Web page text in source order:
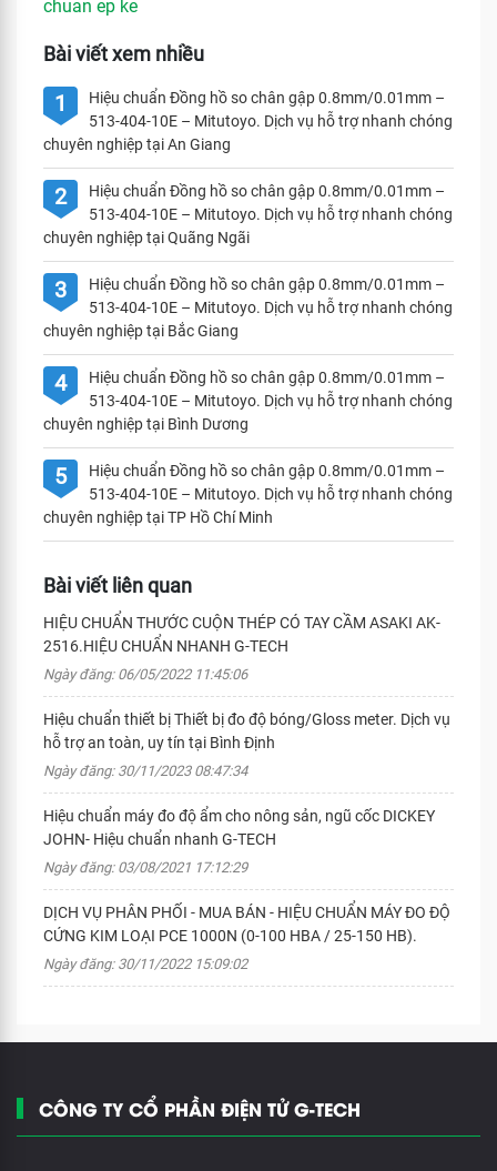
chuan ep ke
Bài viết xem nhiều
1
Hiệu chuẩn Đồng hồ so chân gập 0.8mm/0.01mm –
513-404-10E – Mitutoyo. Dịch vụ hỗ trợ nhanh chóng
chuyên nghiệp tại An Giang
2
Hiệu chuẩn Đồng hồ so chân gập 0.8mm/0.01mm –
513-404-10E – Mitutoyo. Dịch vụ hỗ trợ nhanh chóng
chuyên nghiệp tại Quãng Ngãi
3
Hiệu chuẩn Đồng hồ so chân gập 0.8mm/0.01mm –
513-404-10E – Mitutoyo. Dịch vụ hỗ trợ nhanh chóng
chuyên nghiệp tại Bắc Giang
4
Hiệu chuẩn Đồng hồ so chân gập 0.8mm/0.01mm –
513-404-10E – Mitutoyo. Dịch vụ hỗ trợ nhanh chóng
chuyên nghiệp tại Bình Dương
5
Hiệu chuẩn Đồng hồ so chân gập 0.8mm/0.01mm –
513-404-10E – Mitutoyo. Dịch vụ hỗ trợ nhanh chóng
chuyên nghiệp tại TP Hồ Chí Minh
Bài viết liên quan
HIỆU CHUẨN THƯỚC CUỘN THÉP CÓ TAY CẦM ASAKI AK-
2516.HIỆU CHUẨN NHANH G-TECH
Ngày đăng: 06/05/2022 11:45:06
Hiệu chuẩn thiết bị Thiết bị đo độ bóng/Gloss meter. Dịch vụ
hỗ trợ an toàn, uy tín tại Bình Định
Ngày đăng: 30/11/2023 08:47:34
Hiệu chuẩn máy đo độ ẩm cho nông sản, ngũ cốc DICKEY
JOHN- Hiệu chuẩn nhanh G-TECH
Ngày đăng: 03/08/2021 17:12:29
DỊCH VỤ PHÂN PHỐI - MUA BÁN - HIỆU CHUẨN MÁY ĐO ĐỘ
CỨNG KIM LOẠI PCE 1000N (0-100 HBA / 25-150 HB).
Ngày đăng: 30/11/2022 15:09:02
CÔNG TY CỔ PHẦN ĐIỆN TỬ G-TECH